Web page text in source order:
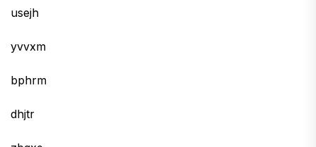
usejh
yvvxm
bphrm
dhjtr